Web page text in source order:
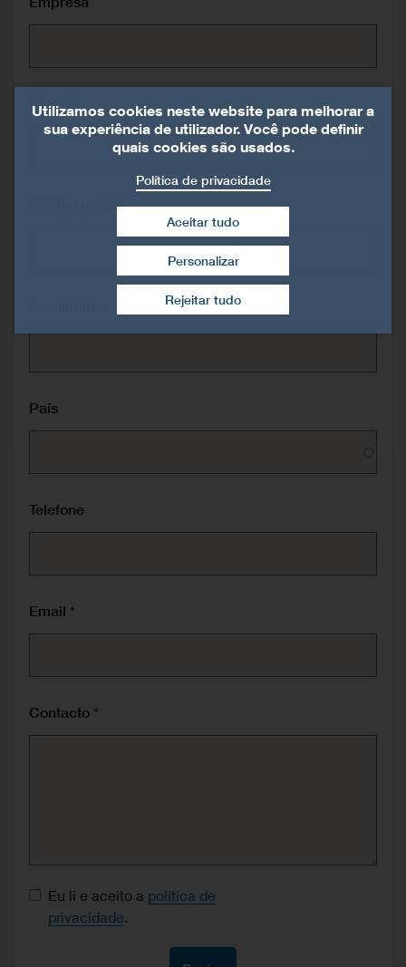
Rua, nº
Código postal
País
Telefone
Email
Contacto
Consentimento de proteção de dados
Eu li e aceito a política de
privacidade
Utilizamos cookies neste website para melhorar a
sua experiência de utilizador. Você pode definir
quais cookies são usados.
Política de privacidade
Rejeitar tudo
Aceitar tudo
Retirar consentimento
Personalizar